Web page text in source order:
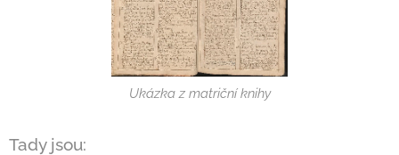
Ukázka z matriční knihy
Tady jsou: